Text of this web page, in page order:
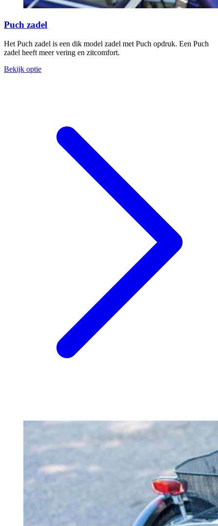
Puch zadel
Het Puch zadel is een dik model zadel met Puch opdruk. Een Puch
zadel heeft meer vering en zitcomfort.
Bekijk optie